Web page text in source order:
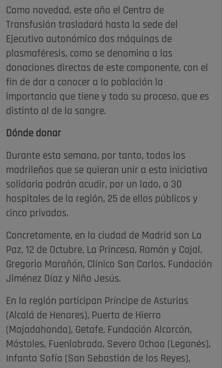
Como novedad, este año el Centro de
Transfusión trasladará hasta la sede del
Ejecutivo autonómico dos máquinas de
plasmaféresis, como se denomina a las
donaciones directas de este componente, con el
fin de dar a conocer a la población la
importancia que tiene y todo su proceso, que es
distinto al de la sangre.
Dónde donar
Durante esta semana, por tanto, todos los
madrileños que se quieran unir a esta iniciativa
solidaria podrán acudir, por un lado, a 30
hospitales de la región, 25 de ellos públicos y
cinco privados.
Concretamente, en la ciudad de Madrid son La
Paz, 12 de Octubre, La Princesa, Ramón y Cajal,
Gregorio Marañón, Clínico San Carlos, Fundación
Jiménez Díaz y Niño Jesús.
En la región participan Príncipe de Asturias
(Alcalá de Henares), Puerta de Hierro
(Majadahonda), Getafe, Fundación Alcorcón,
Móstoles, Fuenlabrada, Severo Ochoa (Leganés),
Infanta Sofía (San Sebastián de los Reyes),